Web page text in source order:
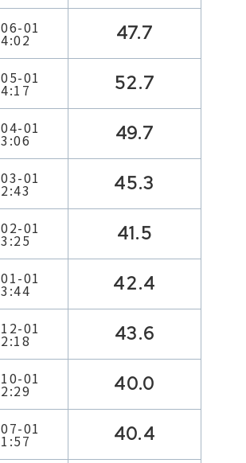
01 47.7
01 52.7
01 49.7
01 45.3
01 41.5
01 42.4
01 43.6
01 40.0
01 40.4